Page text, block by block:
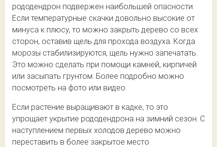
рододендрон подвержен наибольшей опасности.
Если температурные скачки довольно высокие от
минуса к плюсу, то можно закрыть дерево со всех
сторон, оставив щель для прохода воздуха. Когда
морозы стабилизируются, щель нужно запечатать.
Это можно сделать при помощи камней, кирпичей
или засыпать грунтом. Более подробно можно
посмотреть на фото или видео.
Если растение выращивают в кадке, то это
упрощает укрытие рододендрона на зимний сезон. С
наступлением первых холодов дерево можно
переставить в более закрытое место.